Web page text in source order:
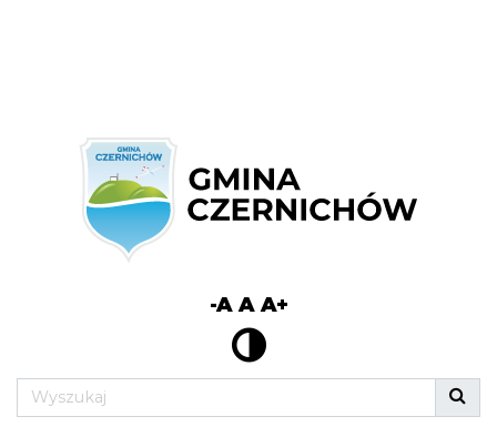
-AAA+